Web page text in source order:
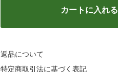
カートに入れる
返品について
特定商取引法に基づく表記